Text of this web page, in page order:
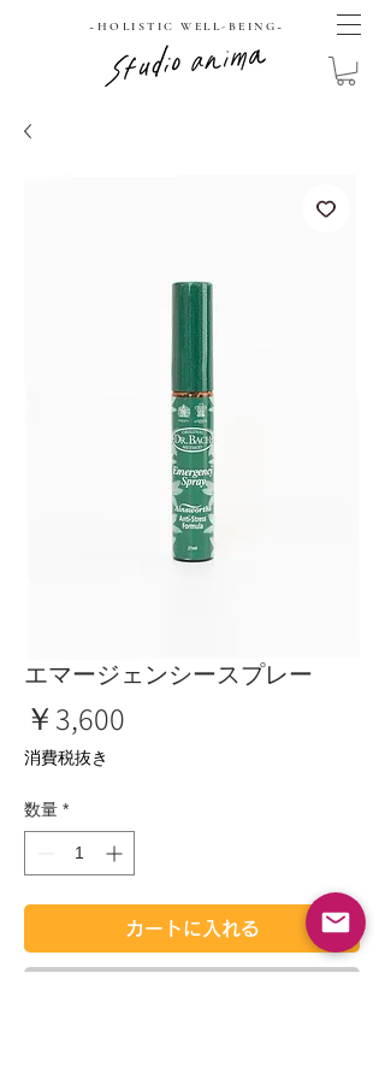
​~HOLISTIC WELL-BEING~
エマージェンシースプレー
￥3,600
消費税抜き
数量 *
カートに入れる